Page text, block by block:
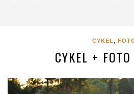
CYKEL ,
CYKEL +